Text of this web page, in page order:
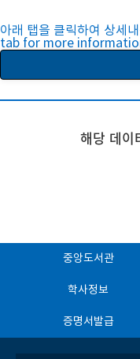
아래 탭을 클릭하여 상세
tab for more
해당 데이
중앙도서관
학사정보
증명서발급